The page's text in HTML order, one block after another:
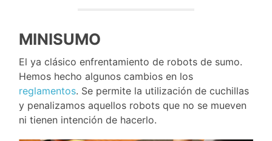
MINISUMO
El ya clásico enfrentamiento de robots de sumo.
Hemos hecho algunos cambios en los
reglamentos. Se permite la utilización de cuchillas
y penalizamos aquellos robots que no se mueven
ni tienen intención de hacerlo.